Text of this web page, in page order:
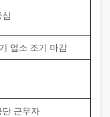
업소 조기 마감
단 근무자